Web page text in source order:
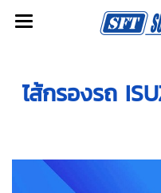
ไส้กรองรถ